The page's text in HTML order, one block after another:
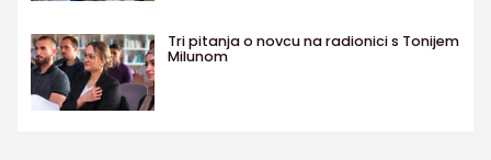
Tri pitanja o novcu na radionici s Tonijem
Milunom